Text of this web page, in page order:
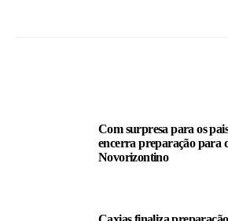
Com surpresa para os
encerra preparação para
Novorizontino